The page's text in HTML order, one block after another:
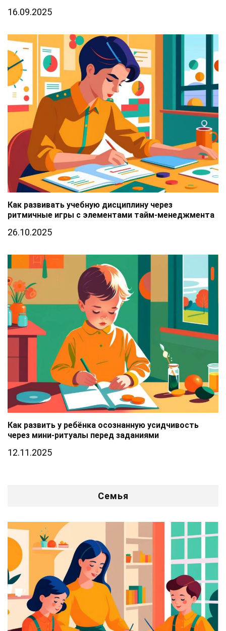
16.09.2025
Как развивать учебную дисциплину через
ритмичные игры с элементами тайм-менеджмента
26.10.2025
Как развить у ребёнка осознанную усидчивость
через мини-ритуалы перед заданиями
12.11.2025
Семья